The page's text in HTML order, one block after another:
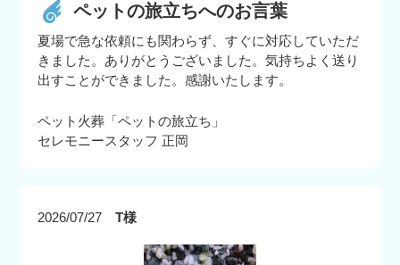
ペットの旅立ちへのお言葉
夏場で急な依頼にも関わらず、すぐに対応していただ
きました。ありがとうございました。気持ちよく送り
出すことができました。感謝いたします。
ペット火葬「ペットの旅立ち」
セレモニースタッフ 正岡
2026/07/27 T様